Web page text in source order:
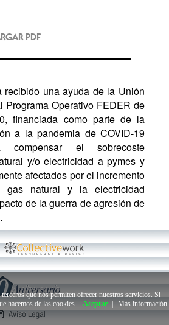
PDF
recibido una ayuda de la Unión
Programa Operativo FEDER de
financiada como parte de la
a la pandemia de COVID-19
compensar el sobrecoste
y/o electricidad a pymes y
afectados por el incremento
natural y la electricidad
de la guerra de agresión de
que nos permiten ofrecer nuestros servicios. Si
hacemos de las cookies.. Aceptar Más información